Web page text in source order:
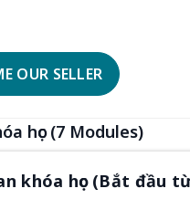
OUR SELLER
học (7 Modules)
khóa học (Bắt đầu